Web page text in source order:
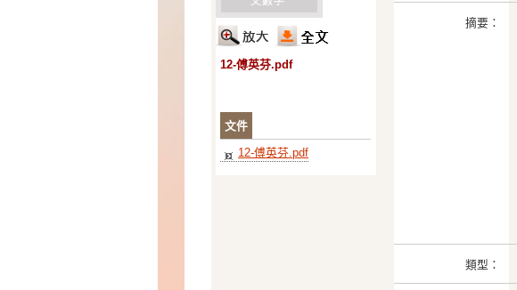
12-傅英芬.pdf
文件
12-傅英芬.pdf
摘要：
類型：